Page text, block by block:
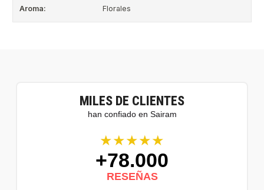
Aroma: Florales
MILES DE CLIENTES
han confiado en Sairam
★★★★★
+78.000
RESEÑAS